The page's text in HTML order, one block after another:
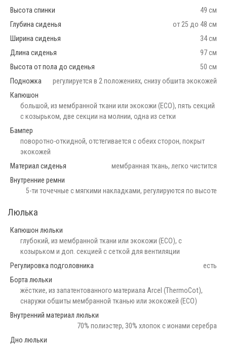
Высота спинки
49 см
Глубина сиденья
от 25 до 48 см
Ширина сиденья
34 см
Длина сиденья
97 см
Высота от пола до сиденья
50 см
Подножка
регулируется в 2 положениях, снизу обшита экокожей
Капюшон
большой, из мембранной ткани или экокожи (ECO), пять секций
с козырьком, две секции на молнии, одна из сетки
Бампер
поворотно-откидной, отстегивается с обеих сторон, покрыт
экокожей
Материал сиденья
мембранная ткань, легко чистится
Внутренние ремни
5-ти точечные с мягкими накладками, регулируются по высоте
Люлька
Капюшон люльки
глубокий, из мембранной ткани или экокожи (ECO), с
козырьком и доп. секцией с сеткой для вентиляции
Регулировка подголовника
есть
Борта люльки
жёсткие, из запатентованного материала Arcel (ThermoCot),
снаружи обшиты мембранной тканью или экокожей (ECO)
Внутренний материал люльки
70% полиэстер, 30% хлопок с ионами серебра
Дно люльки